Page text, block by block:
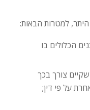
למטרות הבאות:
הכלולים בו
צורך בכך
על פי דין;